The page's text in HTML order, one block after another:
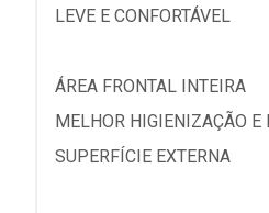
LEVE E CONFORTÁVEL
ÁREA FRONTAL INTEIRA
MELHOR HIGIENIZAÇÃO
SUPERFÍCIE EXTERNA